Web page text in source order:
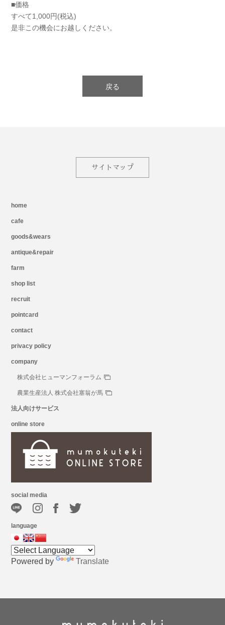
■価格
すべて1,000円(税込)
是非この機会にお越しください。
戻る
サイトマップ
home
cafe
goods&wears
antique&repair
farm
shop list
recruit
pointcard
contact
privacy policy
company
株式会社ヒューマンフォーラム
農業生産法人 株式会社塞翁が馬
法人向けサービス
online store
social media
language
Powered by Translate